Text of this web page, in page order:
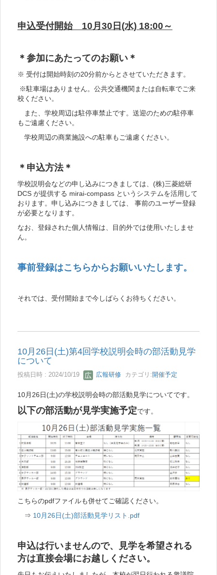
申込受付開始 10月30日(水) 18:00～
＊参加にあたってのお願い＊
※ 受付は開始時刻の20分前からとさせていただきます。
※駐車場はありません。公共交通機関または自転車でご来
校ください。
また、学校周辺は駐停車禁止です。送迎のための駐停車
もご遠慮ください。
学校周辺の商業施設への駐車もご遠慮ください。
＊申込方法＊
学校説明会などの申し込みにつきましては、(株)三菱総研
DCS が提供する mirai-compass というシステムを活用して
おります。申し込みにつきましては、 事前のユーザー登録
が必要となります。
なお、登録された個人情報は、目的外では使用いたしませ
ん。
事前登録はこちらからお願いいたします。
それでは、受付開始まで今しばらくお待ちください。
10月26日(土)第4回学校説明会時の部活動見学
について
投稿日時 : 2024/10/19 広報研修 カテゴリ:開催予定
10月26日(土)の学校説明会時の部活動見学についてです。
以下の部活動が見学実施予定です。
こちらのpdfファイルも併せてご確認ください。
⇒ 10月26日(土)部活動見学リスト.pdf
申込は行いませんので、見学を希望される
方は直接会場にお越しください。